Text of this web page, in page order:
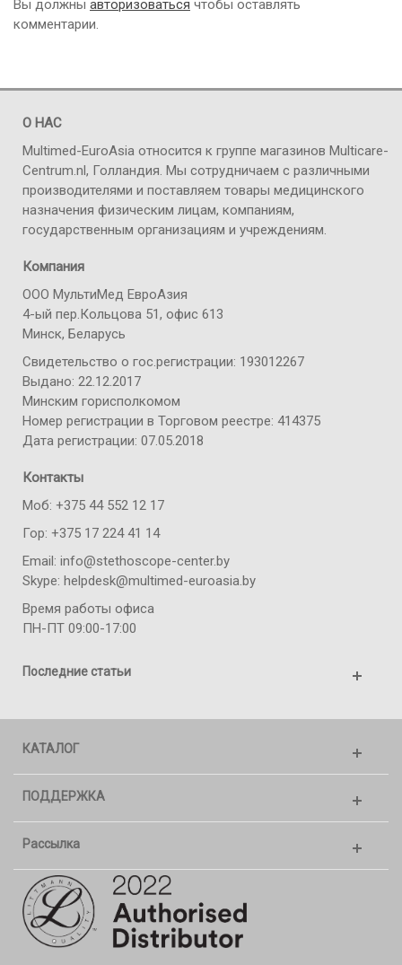
Вы должны авторизоваться чтобы оставлять
комментарии.
О НАС
Multimed-EuroAsia относится к группе магазинов Multicare-
Centrum.nl, Голландия. Мы сотрудничаем с различными
производителями и поставляем товары медицинского
назначения физическим лицам, компаниям,
государственным организациям и учреждениям.
Компания
ООО МультиМед ЕвроАзия
4-ый пер.Кольцова 51, офис 613
Минск, Беларусь
Свидетельство о гос.регистрации: 193012267
Выдано: 22.12.2017
Минским горисполкомом
Номер регистрации в Торговом реестре: 414375
Дата регистрации: 07.05.2018
Контакты
Моб: +375 44 552 12 17
Гор: +375 17 224 41 14
Email: info@stethoscope-center.by
Skype: helpdesk@multimed-euroasia.by
Время работы офиса
ПН-ПТ 09:00-17:00
Последние статьи
КАТАЛОГ
ПОДДЕРЖКА
Рассылка